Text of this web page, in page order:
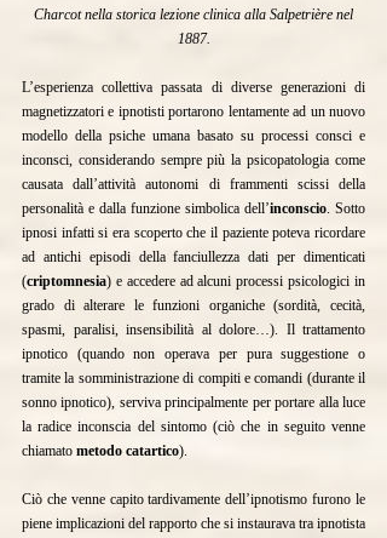
Charcot nella storica lezione clinica alla Salpetrière nel
1887.
L’esperienza collettiva passata di diverse generazioni di
magnetizzatori e ipnotisti portarono lentamente ad un nuovo
modello della psiche umana basato su processi consci e
inconsci, considerando sempre più la psicopatologia come
causata dall’attività autonomi di frammenti scissi della
personalità e dalla funzione simbolica dell’inconscio. Sotto
ipnosi infatti si era scoperto che il paziente poteva ricordare
ad antichi episodi della fanciullezza dati per dimenticati
(criptomnesia) e accedere ad alcuni processi psicologici in
grado di alterare le funzioni organiche (sordità, cecità,
spasmi, paralisi, insensibilità al dolore…). Il trattamento
ipnotico (quando non operava per pura suggestione o
tramite la somministrazione di compiti e comandi (durante il
sonno ipnotico), serviva principalmente per portare alla luce
la radice inconscia del sintomo (ciò che in seguito venne
chiamato metodo catartico).
Ciò che venne capito tardivamente dell’ipnotismo furono le
piene implicazioni del rapporto che si instaurava tra ipnotista